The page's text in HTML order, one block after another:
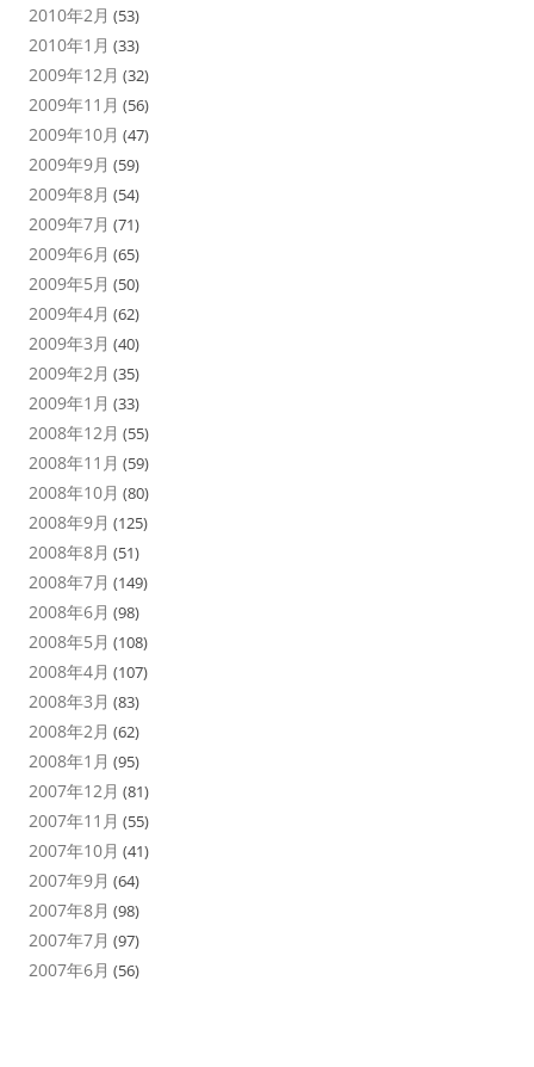
2010年2月 (53)
2010年1月 (33)
2009年12月 (32)
2009年11月 (56)
2009年10月 (47)
2009年9月 (59)
2009年8月 (54)
2009年7月 (71)
2009年6月 (65)
2009年5月 (50)
2009年4月 (62)
2009年3月 (40)
2009年2月 (35)
2009年1月 (33)
2008年12月 (55)
2008年11月 (59)
2008年10月 (80)
2008年9月 (125)
2008年8月 (51)
2008年7月 (149)
2008年6月 (98)
2008年5月 (108)
2008年4月 (107)
2008年3月 (83)
2008年2月 (62)
2008年1月 (95)
2007年12月 (81)
2007年11月 (55)
2007年10月 (41)
2007年9月 (64)
2007年8月 (98)
2007年7月 (97)
2007年6月 (56)